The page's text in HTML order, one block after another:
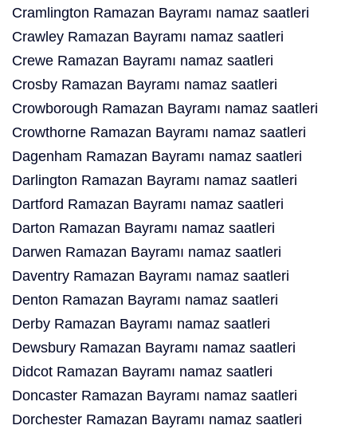
Cramlington Ramazan Bayramı namaz saatleri
Crawley Ramazan Bayramı namaz saatleri
Crewe Ramazan Bayramı namaz saatleri
Crosby Ramazan Bayramı namaz saatleri
Crowborough Ramazan Bayramı namaz saatleri
Crowthorne Ramazan Bayramı namaz saatleri
Dagenham Ramazan Bayramı namaz saatleri
Darlington Ramazan Bayramı namaz saatleri
Dartford Ramazan Bayramı namaz saatleri
Darton Ramazan Bayramı namaz saatleri
Darwen Ramazan Bayramı namaz saatleri
Daventry Ramazan Bayramı namaz saatleri
Denton Ramazan Bayramı namaz saatleri
Derby Ramazan Bayramı namaz saatleri
Dewsbury Ramazan Bayramı namaz saatleri
Didcot Ramazan Bayramı namaz saatleri
Doncaster Ramazan Bayramı namaz saatleri
Dorchester Ramazan Bayramı namaz saatleri